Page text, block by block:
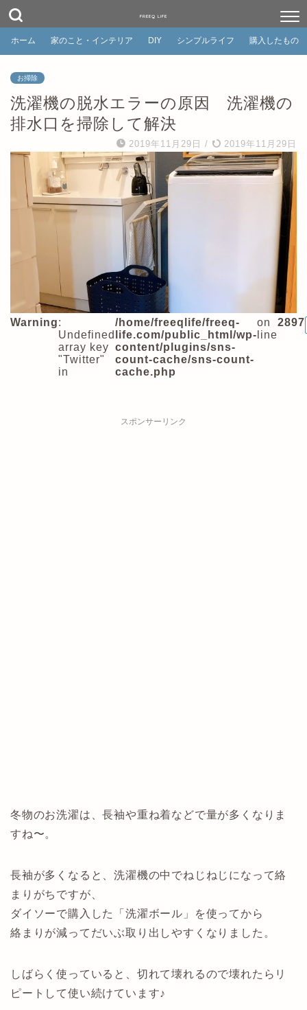
FREEQ LIFE
ホーム 家のこと・インテリア DIY シンプルライフ 購入したもの
お掃除
洗濯機の脱水エラーの原因 洗濯機の
排水口を掃除して解決
2019年11月29日 / 2019年11月29日
Warning:
Undefined
array key
"Twitter"
in
/home/freeqlife/freeq-
life.com/public_html/wp-
content/plugins/sns-
count-cache/sns-count-
cache.php
on
line
2897
スポンサーリンク
冬物のお洗濯は、長袖や重ね着などで量が多くなりま
すね〜。
長袖が多くなると、洗濯機の中でねじねじになって絡
まりがちですが、
ダイソーで購入した「洗濯ボール」を使ってから
絡まりが減ってだいぶ取り出しやすくなりました。
しばらく使っていると、切れて壊れるので壊れたらリ
ピートして使い続けています♪